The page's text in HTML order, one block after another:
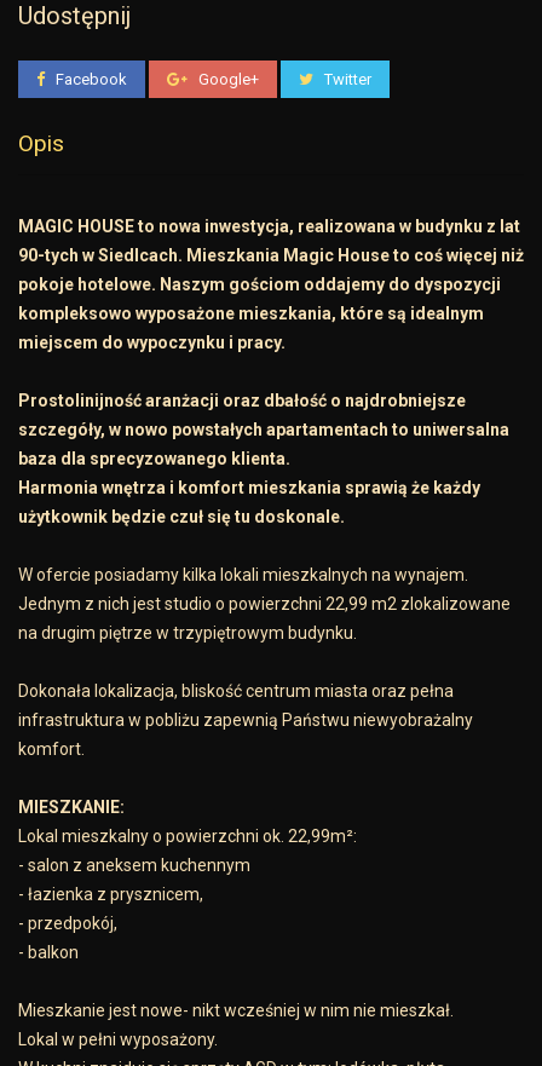
Udostępnij
Facebook Google+ Twitter
Opis
MAGIC HOUSE to nowa inwestycja, realizowana w budynku z lat
90-tych w Siedlcach. Mieszkania Magic House to coś więcej niż
pokoje hotelowe. Naszym gościom oddajemy do dyspozycji
kompleksowo wyposażone mieszkania, które są idealnym
miejscem do wypoczynku i pracy.
Prostolinijność aranżacji oraz dbałość o najdrobniejsze
szczegóły, w nowo powstałych apartamentach to uniwersalna
baza dla sprecyzowanego klienta.
Harmonia wnętrza i komfort mieszkania sprawią że każdy
użytkownik będzie czuł się tu doskonale.
W ofercie posiadamy kilka lokali mieszkalnych na wynajem.
Jednym z nich jest studio o powierzchni 22,99 m2 zlokalizowane
na drugim piętrze w trzypiętrowym budynku.
Dokonała lokalizacja, bliskość centrum miasta oraz pełna
infrastruktura w pobliżu zapewnią Państwu niewyobrażalny
komfort.
MIESZKANIE:
Lokal mieszkalny o powierzchni ok. 22,99m²:
- salon z aneksem kuchennym
- łazienka z prysznicem,
- przedpokój,
- balkon
Mieszkanie jest nowe- nikt wcześniej w nim nie mieszkał.
Lokal w pełni wyposażony.